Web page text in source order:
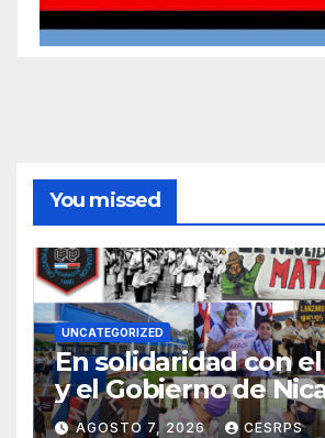
You missed
UNCATEGORIZED
En solidaridad con
y el Gobierno de
En defensa de su
AGOSTO 7, 2026 CESRPS